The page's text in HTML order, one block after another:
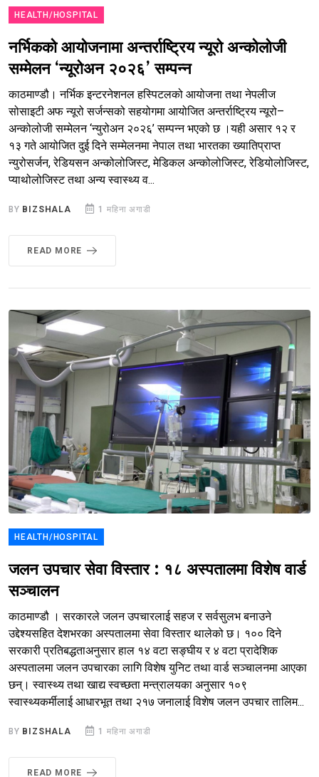
HEALTH/HOSPITAL
नर्भिकको आयोजनामा अन्तर्राष्ट्रिय न्यूरो अन्कोलोजी
सम्मेलन ‘न्यूरोअन २०२६’ सम्पन्न
काठमाण्डौ। नर्भिक इन्टरनेशनल हस्पिटलको आयोजना तथा नेपलीज
सोसाइटी अफ न्यूरो सर्जन्सको सहयोगमा आयोजित अन्तर्राष्ट्रिय न्यूरो–
अन्कोलोजी सम्मेलन ‘न्युरोअन २०२६’ सम्पन्न भएको छ ।यही असार १२ र
१३ गते आयोजित दुई दिने सम्मेलनमा नेपाल तथा भारतका ख्यातिप्राप्त
न्युरोसर्जन, रेडियसन अन्कोलोजिस्ट, मेडिकल अन्कोलोजिस्ट, रेडियोलोजिस्ट,
प्याथोलोजिस्ट तथा अन्य स्वास्थ्य व...
BY BIZSHALA 1 महिना अगाडी
READ MORE
HEALTH/HOSPITAL
जलन उपचार सेवा विस्तार : १८ अस्पतालमा विशेष वार्ड
सञ्चालन
काठमाण्डौ । सरकारले जलन उपचारलाई सहज र सर्वसुलभ बनाउने
उद्देश्यसहित देशभरका अस्पतालमा सेवा विस्तार थालेको छ। १०० दिने
सरकारी प्रतिबद्धताअनुसार हाल १४ वटा सङ्घीय र ४ वटा प्रादेशिक
अस्पतालमा जलन उपचारका लागि विशेष युनिट तथा वार्ड सञ्चालनमा आएका
छन्। स्वास्थ्य तथा खाद्य स्वच्छता मन्त्रालयका अनुसार १०९
स्वास्थ्यकर्मीलाई आधारभूत तथा २१७ जनालाई विशेष जलन उपचार तालिम...
BY BIZSHALA 1 महिना अगाडी
READ MORE